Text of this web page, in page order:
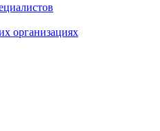
организациях